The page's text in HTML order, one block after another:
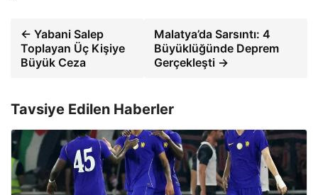
← Yabani Salep
Toplayan Üç Kişiye
Büyük Ceza
Malatya’da Sarsıntı: 4
Büyüklüğünde Deprem
Gerçekleşti →
Tavsiye Edilen Haberler